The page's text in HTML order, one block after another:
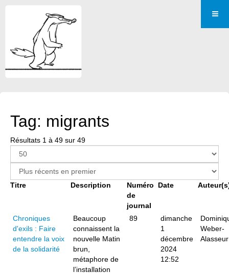
Tag: migrants
Résultats 1 à 49 sur 49
Titre Description
Numéro
de
journal
Date
Chroniques
d'exils : Faire
entendre la voix
de la solidarité
Beaucoup
connaissent la
nouvelle Matin
brun,
métaphore de
l’installation
89
dimanche
1
décembre
2024
12:52
Weber-
Alasseur